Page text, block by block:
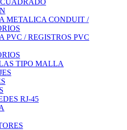
METALICA CONDUIT /
PVC / REGISTROS PVC
TIPO MALLA
RJ-45